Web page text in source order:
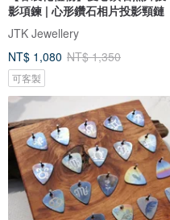
影項鍊 | 心形鑽石相片投影頸鏈
JTK Jewellery
NT$ 1,080 NT$ 1,350
可客製